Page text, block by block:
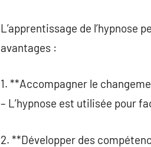
L’apprentissage de l’hypnose
avantages :
1. **Accompagner le
– L’hypnose est utilisée pour
2. **Développer des